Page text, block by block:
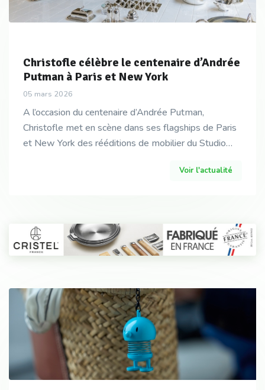
Christofle célèbre le centenaire d’Andrée
Putman à Paris et New York
05 mars 2026
A l’occasion du centenaire d’Andrée Putman,
Christofle met en scène dans ses flagships de Paris
et New York des rééditions de mobilier du Studio
Voir l'actualité